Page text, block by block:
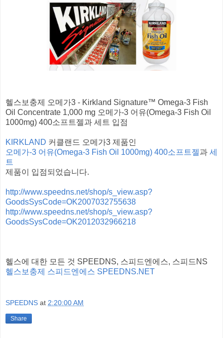
헬스보충제 오메가3 - Kirkland Signature™ Omega-3 Fish
Oil Concentrate 1,000 mg 오메가-3 어유(Omega-3 Fish Oil
1000mg) 400소프트젤과 세트 입점
KIRKLAND 커클랜드 오메가3 제품인
오메가-3 어유(Omega-3 Fish Oil 1000mg) 400소프트젤과 세
트
제품이 입점되었습니다.
http://www.speedns.net/shop/s_view.asp?
GoodsSysCode=OK2007032755638
http://www.speedns.net/shop/s_view.asp?
GoodsSysCode=OK2012032966218
헬스에 대한 모든 것 SPEEDNS, 스피드엔에스, 스피드NS
헬스보충제 스피드엔에스 SPEEDNS.NET
SPEEDNS at 2:20:00 AM
Share